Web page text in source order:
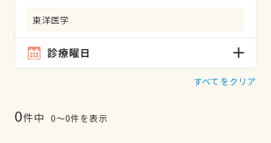
東洋医学
診療曜日
すべてをクリア
0件中 0〜0件を表示